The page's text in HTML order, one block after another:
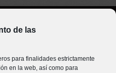
de las
para finalidades estrictamente
en la web, así como para